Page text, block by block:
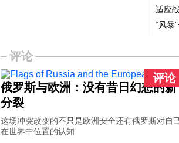
适应
“风暴
评论
评论
俄罗斯与欧洲：没有昔日幻想的新
分裂
这场冲突改变的不只是欧洲安全还有俄罗斯对自
在世界中位置的认知